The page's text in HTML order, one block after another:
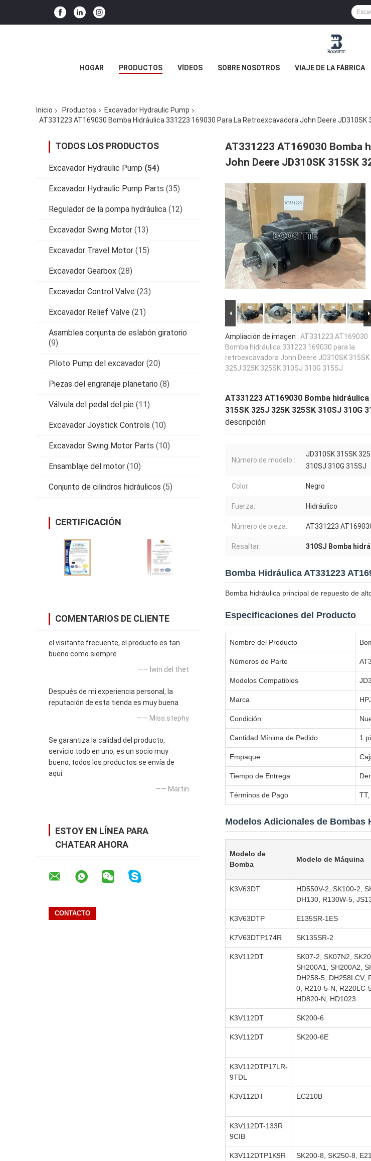
HOGAR PRODUCTOS VÍDEOS SOBRE NOSOTROS VIAJE DE LA FÁBRICA
Inicio Productos
Excavador Hydraulic Pump
AT331223 AT169030 Bomba Hidráulica 331223 169030 Para La Retroexcavadora John Deere JD310SK
TODOS LOS PRODUCTOS
Excavador Hydraulic Pump (54)
Excavador Hydraulic Pump Parts (35)
Regulador de la pompa hydráulica (12)
Excavador Swing Motor (13)
Excavador Travel Motor (15)
Excavador Gearbox (28)
Excavador Control Valve (23)
Excavador Relief Valve (21)
Asamblea conjunta de eslabón giratorio
(9)
Piloto Pump del excavador (20)
Piezas del engranaje planetario (8)
Válvula del pedal del pie (11)
Excavador Joystick Controls (10)
Excavador Swing Motor Parts (10)
Ensamblaje del motor (10)
Conjunto de cilindros hidráulicos (5)
CERTIFICACIÓN
COMENTARIOS DE CLIENTE
el visitante frecuente, el producto es tan
bueno como siempre
—— lwin del thet
Después de mi experiencia personal, la
reputación de esta tienda es muy buena
—— Miss.stephy
Se garantiza la calidad del producto,
servicio todo en uno, es un socio muy
bueno, todos los productos se envía de
aquí.
—— Martin
ESTOY EN LÍNEA PARA
CHATEAR AHORA
AT331223 AT169030 Bomba
John Deere JD310SK 315SK
Ampliación de imagen : AT331223 AT169030
Bomba hidráulica 331223 169030 para la
retroexcavadora John Deere JD310SK 315SK
325J 325K 325SK 310SJ 310G 315SJ
AT331223 AT169030 Bomba
315SK 325J 325K 325SK 310SJ 310G
descripción
Número de modelo ::
JD310SK 315SK
310SJ 310G 315SJ
Color: Negro
Fuerza: Hidráulico
Número de pieza: AT331223
Resaltar: 310SJ Bomba
Bomba Hidráulica AT331223
Bomba hidráulica principal de repuesto de
Especificaciones del Producto
Nombre del Producto
Números de Parte
Modelos Compatibles
Marca
Condición
Cantidad Mínima de Pedido 1
Empaque
Tiempo de Entrega
Términos de Pago TT,
Modelos Adicionales de Bombas
Modelo de
Bomba
Modelo de Máquina
K3V63DT
HD550V-2, SK100-2,
DH130, R130W-5,
K3V63DTP E135SR-1ES
K7V63DTP174R SK135SR-2
K3V112DT
SK07-2, SK07N2,
SH200A1, SH200A2,
DH258-5, DH258LCV,
0, R210-5-N, R220LC-
HD820-N, HD1023
K3V112DT SK200-6
K3V112DT SK200-6E
K3V112DTP17LR-
9TDL
K3V112DT EC210B
K3V112DT-133R
9CIB
K3V112DTP1K9R
SK200-8, SK250-8,